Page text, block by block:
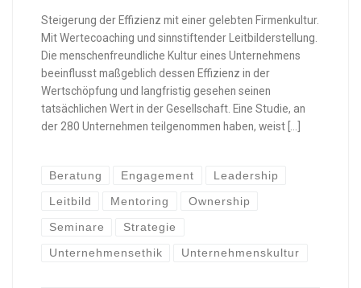
Steigerung der Effizienz mit einer gelebten Firmenkultur.
Mit Wertecoaching und sinnstiftender Leitbilderstellung.
Die menschenfreundliche Kultur eines Unternehmens
beeinflusst maßgeblich dessen Effizienz in der
Wertschöpfung und langfristig gesehen seinen
tatsächlichen Wert in der Gesellschaft. Eine Studie, an
der 280 Unternehmen teilgenommen haben, weist […]
Beratung Engagement Leadership
Leitbild Mentoring Ownership
Seminare Strategie
Unternehmensethik Unternehmenskultur